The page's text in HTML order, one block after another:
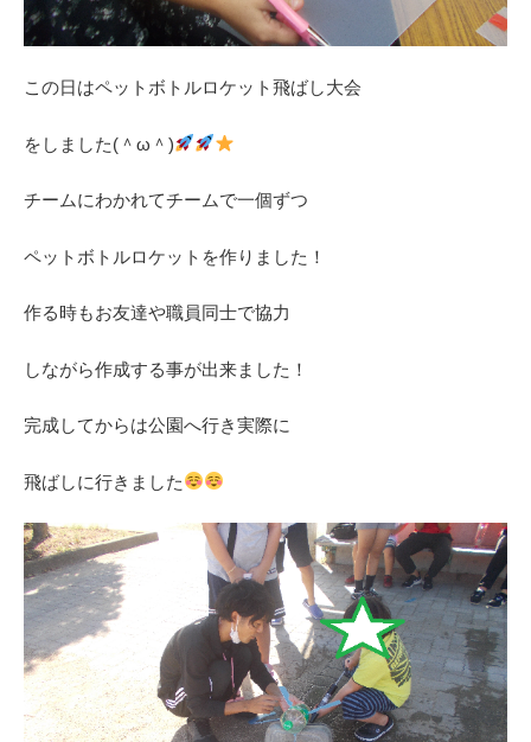
この日はペットボトルロケット飛ばし大会
をしました(＾ω＾)
チームにわかれてチームで一個ずつ
ペットボトルロケットを作りました！
作る時もお友達や職員同士で協力
しながら作成する事が出来ました！
完成してからは公園へ行き実際に
飛ばしに行きました